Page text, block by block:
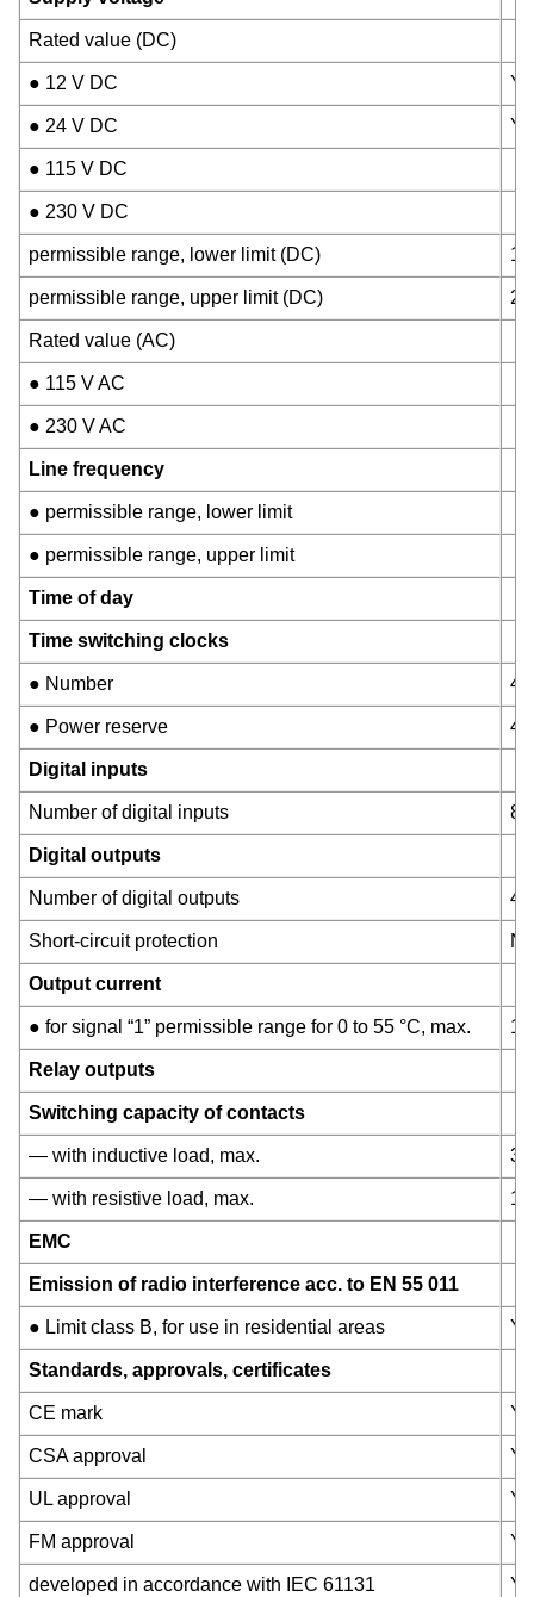
Rated value (DC)
● 12 V DC
● 24 V DC
● 115 V DC
● 230 V DC
permissible range, lower limit (DC)
permissible range, upper limit (DC)
Rated value (AC)
● 115 V AC
● 230 V AC
Line frequency
● permissible range, lower limit
● permissible range, upper limit
Time of day
Time switching clocks
● Number
● Power reserve
Digital inputs
Number of digital inputs 8;
Digital outputs
Number of digital outputs 4;
Short-circuit protection
Output current
● for signal “1” permissible range for 0 to 55 °C, max.
Relay outputs
Switching capacity of contacts
— with inductive load, max. 3
— with resistive load, max.
EMC
Emission of radio interference acc. to EN 55 011
● Limit class B, for use in residential areas
Standards, approvals, certificates
CE mark
CSA approval
UL approval
FM approval
developed in accordance with IEC 61131